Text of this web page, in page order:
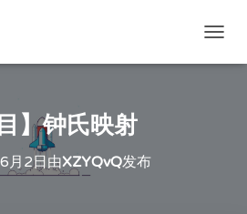
换
目】钟氏映射
月2日 由XZYQvQ发布